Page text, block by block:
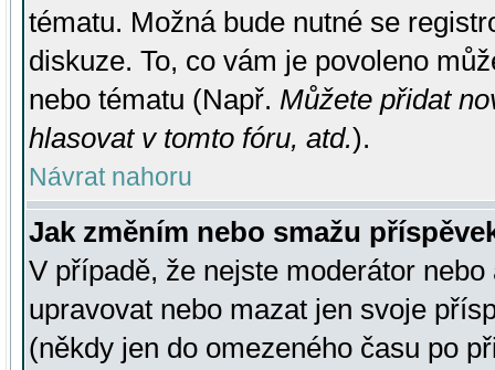
tématu. Možná bude nutné se
diskuze. To, co vám je povoleno
nebo tématu (Např. Můžete přidat
hlasovat v tomto fóru, atd.).
Návrat nahoru
Jak změním nebo smažu
V případě, že nejste moderátor
upravovat nebo mazat jen svoje
(někdy jen do omezeného času po